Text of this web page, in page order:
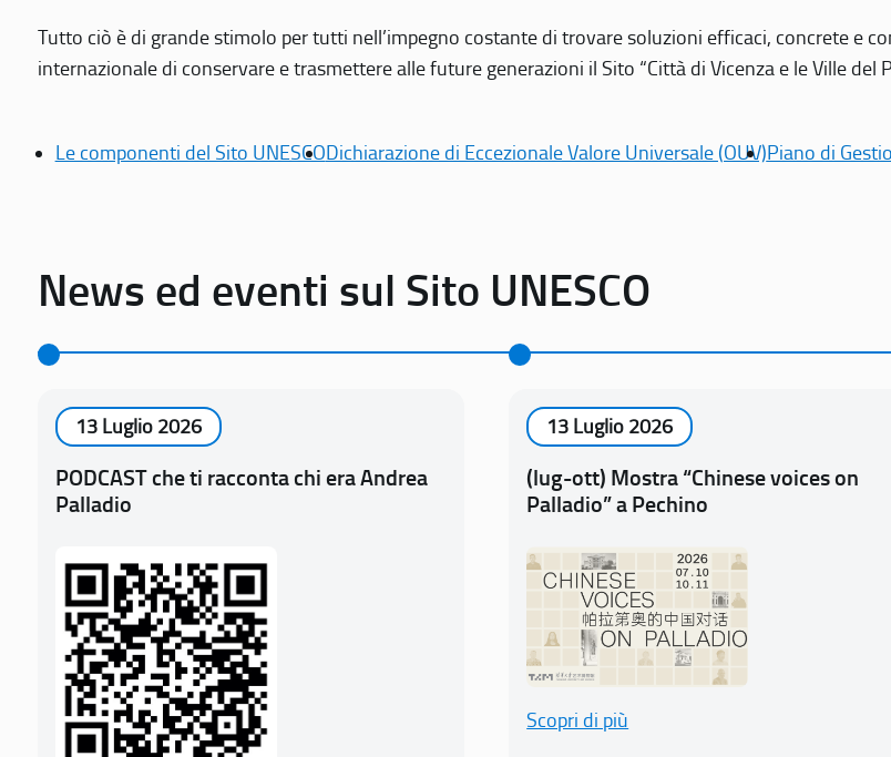
Tutto ciò è di grande stimolo per tutti nell’impegno costante di trovare soluzioni efficaci, concrete e
internazionale di conservare e trasmettere alle future generazioni il Sito “Città di Vicenza e le Ville del
Le componenti del Sito UNESCODichiarazione di Eccezionale Valore Universale (OUV)Piano di
News ed eventi sul Sito UNESCO
13 Luglio 2026
PODCAST che ti racconta chi era Andrea
Palladio
13 Luglio 2026
(lug-ott) Mostra “Chinese voices on
Palladio” a Pechino
Scopri di più